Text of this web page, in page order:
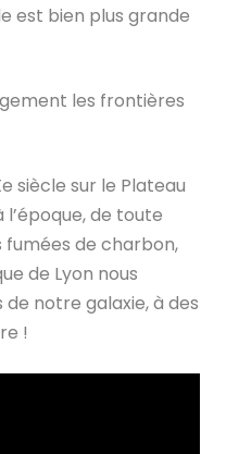
est bien plus grande
les frontières
siècle sur le Plateau
l’époque, de toute
fumées de charbon,
de Lyon nous
de notre galaxie, à des
!